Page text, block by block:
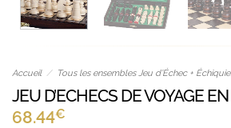
Accueil / Tous les ensembles Jeu d’Échec +
JEU D’ECHECS DE VOYAGE
68.44€